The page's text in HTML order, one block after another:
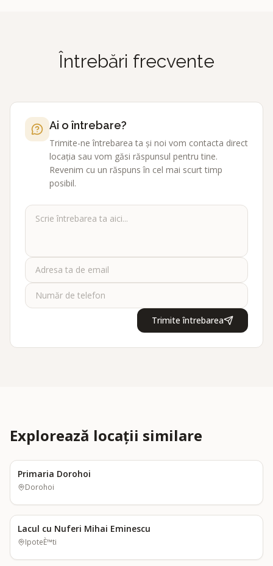
Întrebări frecvente
Ai o întrebare?
Trimite-ne întrebarea ta și noi vom contacta direct
locația sau vom găsi răspunsul pentru tine.
Revenim cu un răspuns în cel mai scurt timp
posibil.
Trimite întrebarea
Explorează locații similare
Primaria Dorohoi
Dorohoi
Lacul cu Nuferi Mihai Eminescu
IpoteÈ™ti